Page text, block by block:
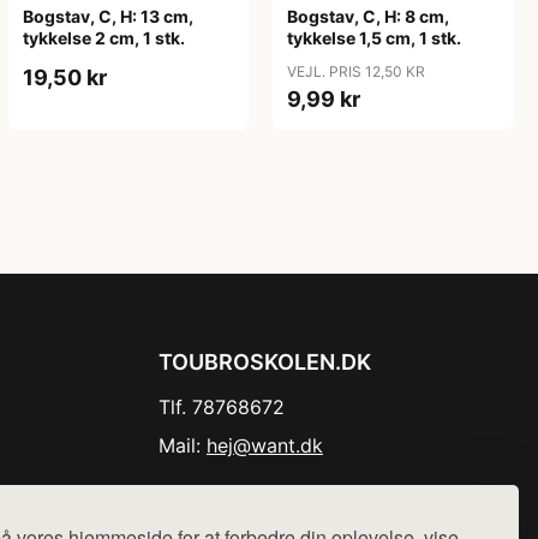
Bogstav, C, H: 13 cm,
tykkelse 2 cm, 1 stk.
19,50 kr
Bogstav, C, H: 8 cm,
tykkelse 1,5 cm, 1 stk.
VEJL. PRIS 12,50 KR
9,99 kr
TOUBROSKOLEN.DK
Tlf. 78768672
Mail: hej@want.dk